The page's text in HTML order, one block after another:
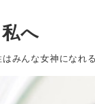
へ
はみんな女神になれ